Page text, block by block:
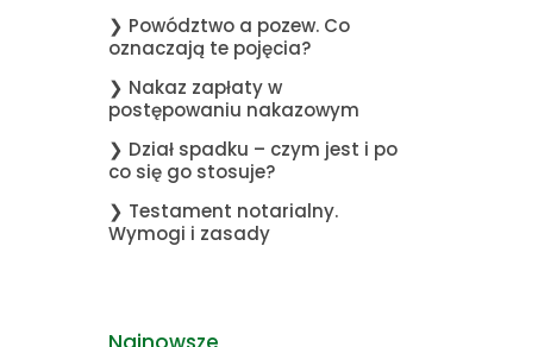
❯ Powództwo a pozew. Co
oznaczają te pojęcia?
❯ Nakaz zapłaty w
postępowaniu nakazowym
❯ Dział spadku – czym jest i po
co się go stosuje?
❯ Testament notarialny.
Wymogi i zasady